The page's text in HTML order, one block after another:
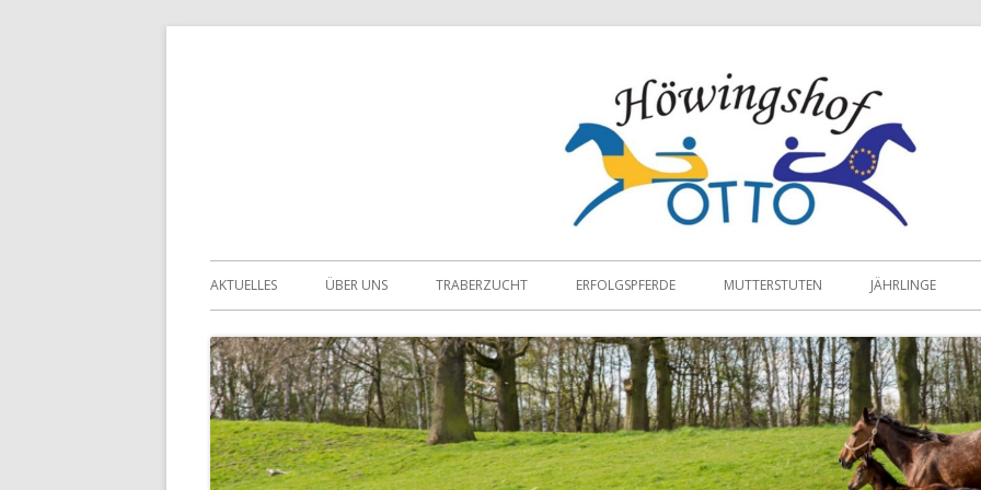
Primäres
Menü
AKTUELLES ÜBER UNS TRABERZUCHT ERFOLGSPFERDE MUTTERSTUTEN JÄHRLINGE